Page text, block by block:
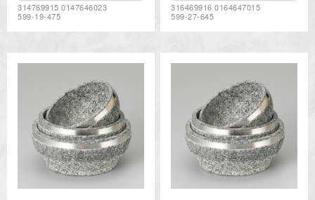
314769915 0147646023
599-19-475
316469916 0164647015
599-27-645